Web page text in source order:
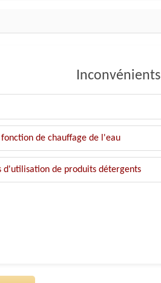
Inconvénients
fonction de chauffage de l'eau
d'utilisation de produits détergents